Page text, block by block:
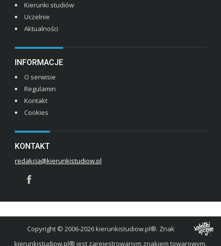
Kierunki studiów
Uczelnie
Aktualności
INFORMACJE
O serwisie
Regulamin
Kontakt
Cookies
KONTAKT
redakcja@kierunkistudiow.pl
Copyright © 2006-2026 kierunkistudiow.pl®. Znak
kierunkistudiow.pl® jest zarejestrowanym znakiem towarowym.